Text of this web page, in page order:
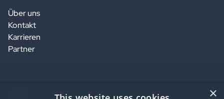
Über uns
Kontakt
Karrieren
Partner
×